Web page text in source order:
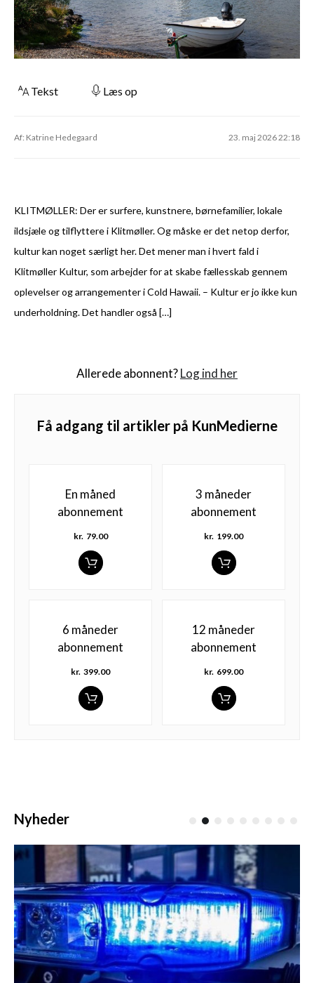
Tekst Læs op
Af: Katrine Hedegaard 23. maj 2026 22:18
KLITMØLLER: Der er surfere, kunstnere, børnefamilier, lokale
ildsjæle og tilflyttere i Klitmøller. Og måske er det netop derfor,
kultur kan noget særligt her. Det mener man i hvert fald i
Klitmøller Kultur, som arbejder for at skabe fællesskab gennem
oplevelser og arrangementer i Cold Hawaii. – Kultur er jo ikke kun
underholdning. Det handler også […]
Allerede abonnent?Log ind her
Få adgang til artikler på KunMedierne
En måned
abonnement
kr. 79.00
3 måneder
abonnement
kr. 199.00
6 måneder
abonnement
kr. 399.00
12 måneder
abonnement
kr. 699.00
Nyheder